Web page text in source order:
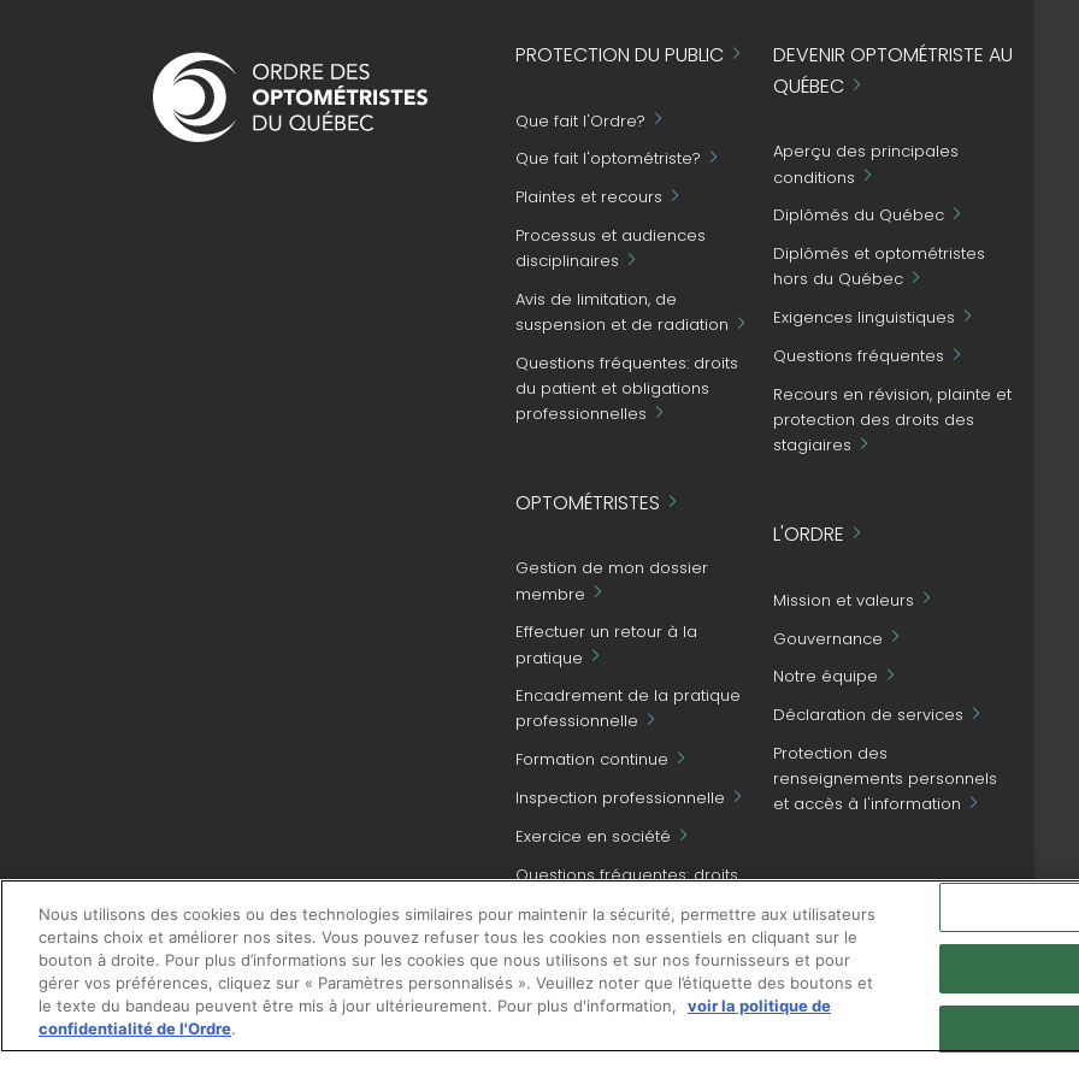
Navigation
principale
PROTECTION DU PUBLIC
Que fait l'Ordre?
Que fait l'optométriste?
Plaintes et recours
Processus et audiences
disciplinaires
Avis de limitation, de
suspension et de radiation
Questions fréquentes: droits
du patient et obligations
professionnelles
OPTOMÉTRISTES
Gestion de mon dossier
membre
Effectuer un retour à la
pratique
Encadrement de la pratique
professionnelle
Formation continue
Inspection professionnelle
Exercice en société
Questions fréquentes: droits
professionnelles
DEVENIR OPTOMÉTRISTE AU
QUÉBEC
Aperçu des principales
conditions
Diplômés du Québec
Diplômés et optométristes
hors du Québec
Exigences linguistiques
Questions fréquentes
Recours en révision, plainte et
protection des droits des
stagiaires
L'ORDRE
Mission et valeurs
Gouvernance
Notre équipe
Déclaration de services
Protection des
renseignements personnels
et accès à l'information
Nous utilisons des cookies ou des technologies similaires pour maintenir la sécurité, permettre aux utilisateurs
certains choix et améliorer nos sites. Vous pouvez refuser tous les cookies non essentiels en cliquant sur le
bouton à droite. Pour plus d’informations sur les cookies que nous utilisons et sur nos fournisseurs et pour
gérer vos préférences, cliquez sur « Paramètres personnalisés ». Veuillez noter que l’étiquette des boutons et
le texte du bandeau peuvent être mis à jour ultérieurement. Pour plus d'information,
voir la politique de
confidentialité de l'Ordre.